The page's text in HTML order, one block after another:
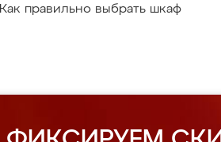
Как правильно выбрать шкаф